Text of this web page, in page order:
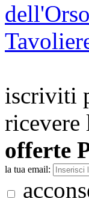
dell'Orso
iscriviti
ricevere
offerte
la tua email: